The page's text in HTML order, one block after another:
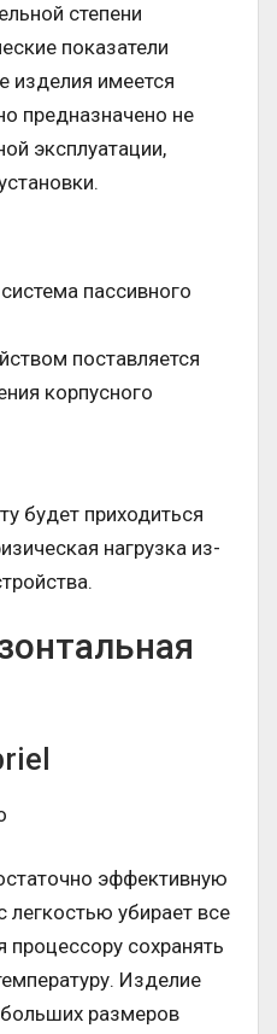
степени
показатели
изделия имеется
предназначено не
эксплуатации,
пассивного
поставляется
корпусного
будет приходиться
нагрузка из-
эффективную
легкостью убирает все
процессору сохранять
Изделие
размеров